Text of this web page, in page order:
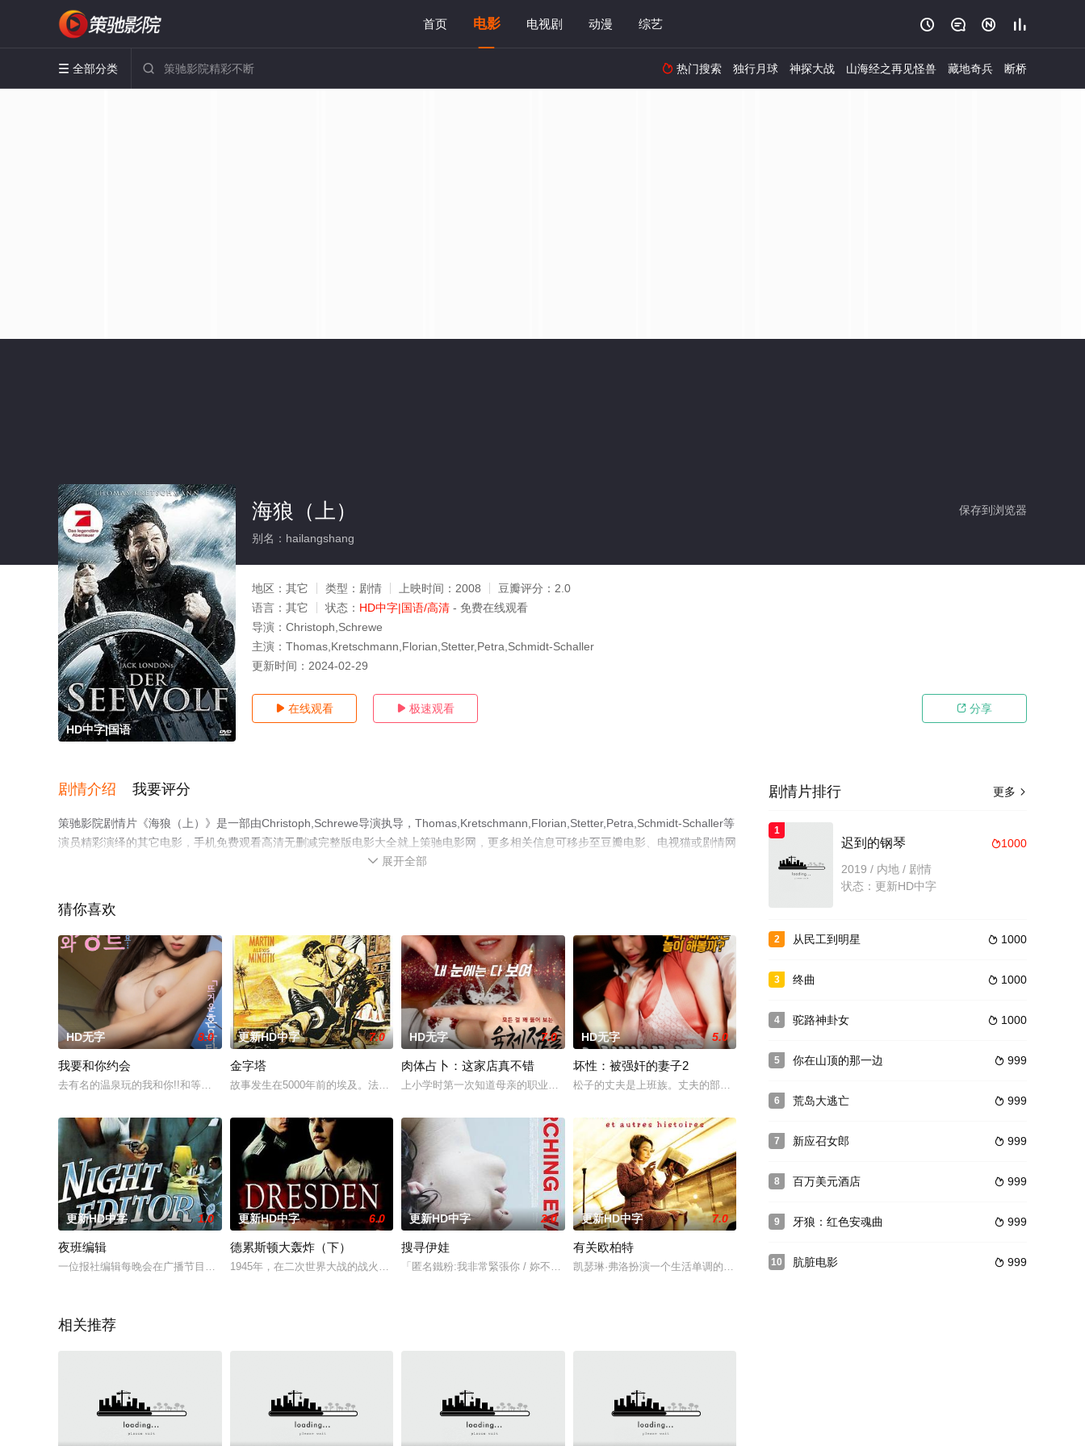
首页 电影 电视剧 动漫 综艺    
 全部分类   热门搜索 独行月球 神探大战 山海经之再见怪兽 藏地奇兵 断桥
HD中字|国语
保存到浏览器
海狼（上）
别名：hailangshang
地区： 其它 类型： 剧情 上映时间： 2008 豆瓣评分： 2.0
语言： 其它 状态： HD中字|国语/高清 - 免费在线观看
导演： Christoph,Schrewe
主演： Thomas,Kretschmann,Florian,Stetter,Petra,Schmidt-Schaller
更新时间： 2024-02-29
 在线观看  极速观看  分享
剧情介绍 我要评分
策驰影院剧情片《海狼（上）》是一部由Christoph,Schrewe导演执导，Thomas,Kretschmann,Florian,Stetter,Petra,Schmidt-Schaller等
演员精彩演绎的其它电影，手机免费观看高清无删减完整版电影大全就上策驰电影网，更多相关信息可移步至豆瓣电影、电视猫或剧情网
 展开全部
猜你喜欢
HD无字 8.0
我要和你约会
去有名的温泉玩的我和你!!和等待已久的她，只有两个人的温泉约会!她邀请你去比温泉还火热的她的世界..G杯
更新HD中字 7.0
金字塔
故事发生在5000年前的埃及。法老胡夫（杰克·霍金斯 Jack Hawkins 饰）四处征战捷报连连，带
HD无字 7.0
肉体占卜：这家店真不错
上小学时第一次知道母亲的职业是占卜家的女人。她也像母亲一样成了占卜家。但是她看不到人的过去和未来，只能看
HD无字 5.0
坏性：被强奸的妻子2
松子的丈夫是上班族。丈夫的部长失去了妻子，想念家常菜，经常和丈夫一起回家。松子拜托没有眼力见儿的
更新HD中字 1.0
夜班编辑
一位报社编辑每晚会在广播节目中讲一些报纸故事，这次他讲的故事是：一位警探，虽然深爱着妻子和儿子，却和一个
更新HD中字 6.0
德累斯顿大轰炸（下）
1945年，在二次世界大战的战火肆虐中，安娜和罗勃在德勒斯登相遇。一个是德国医院院长的掌上明珠，在家人以
更新HD中字 2.0
搜寻伊娃
「匿名鐵粉:我非常緊張你 / 妳不是真實的人物。」─《超級網紅真裸告白》20 歲的伊娃科萊，出生於義大利
更新HD中字 7.0
有关欧柏特
凯瑟琳·弗洛扮演一个生活单调的女售货员和两个孩子的母亲，尽管生活有很多不如意但是非常乐观。艾尔伯特
相关推荐
更多 
剧情片排行
1
1000
迟到的钢琴
2019 / 内地 / 剧情
状态：更新HD中字
2  1000
从民工到明星
3  1000
终曲
4  1000
驼路神卦女
5  999
你在山顶的那一边
6  999
荒岛大逃亡
7  999
新应召女郎
8  999
百万美元酒店
9  999
牙狼：红色安魂曲
10  999
肮脏电影